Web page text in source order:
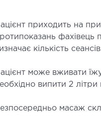
ПЕДІАТРІЯ
приходить на
фахівець
кількість
може вживати
випити 2
масаж